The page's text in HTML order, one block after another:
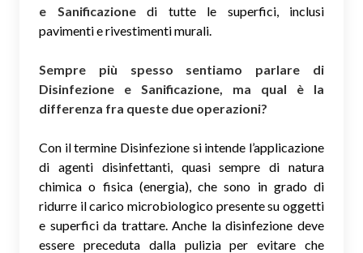
e Sanificazionedi tutte le superfici, inclusi
pavimenti e rivestimenti murali.
Sempre più spesso sentiamo parlare di
Disinfezione e Sanificazione, ma qual è la
differenza fra queste due operazioni?
Con il termine Disinfezione si intende l’applicazione
di agenti disinfettanti, quasi sempre di natura
chimica o fisica (energia), che sono in grado di
ridurre il carico microbiologico presente su oggetti
e superfici da trattare. Anche la disinfezione deve
essere preceduta dalla pulizia per evitare che